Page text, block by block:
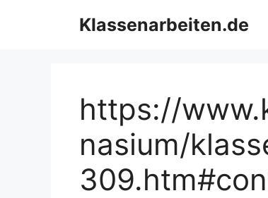
Klassenarbeiten.de
https://
nasium/